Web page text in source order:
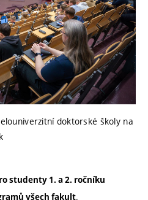
doktorské školy na
studenty 1. a 2. ročníku
všech fakult.